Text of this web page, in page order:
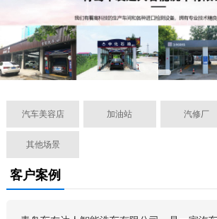
汽车美容店 加油站 汽修厂
其他场景
客户案例